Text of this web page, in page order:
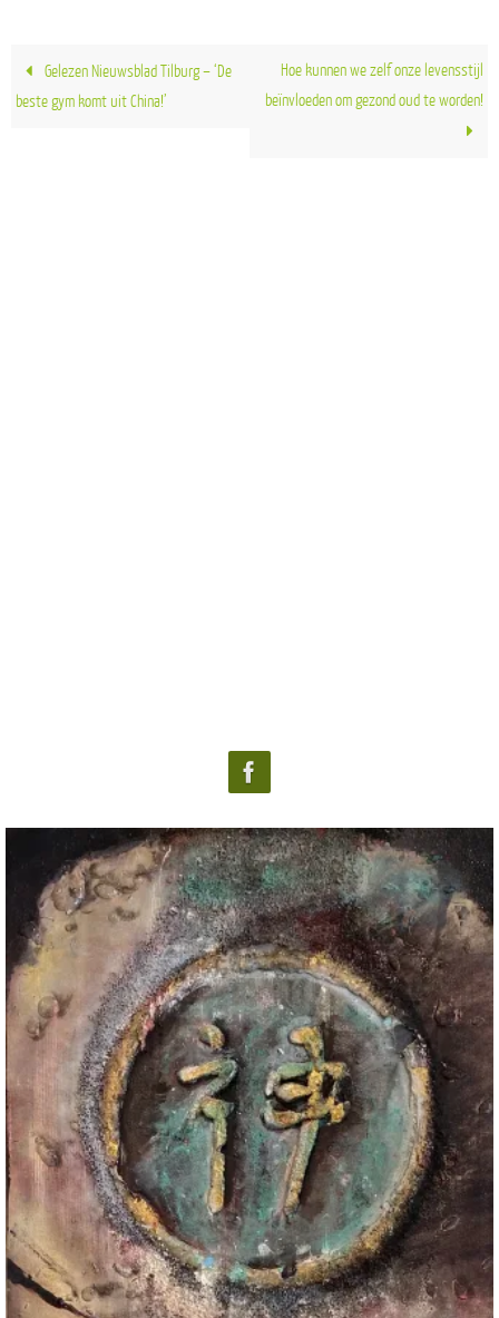
Gelezen Nieuwsblad Tilburg – ‘De
beste gym komt uit China!’
Hoe kunnen we zelf onze levensstijl
beïnvloeden om gezond oud te worden!